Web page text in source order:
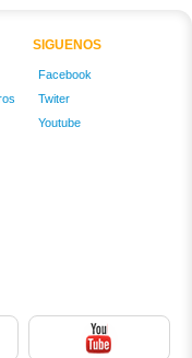
SIGUENOS
Facebook
Twiter
Youtube